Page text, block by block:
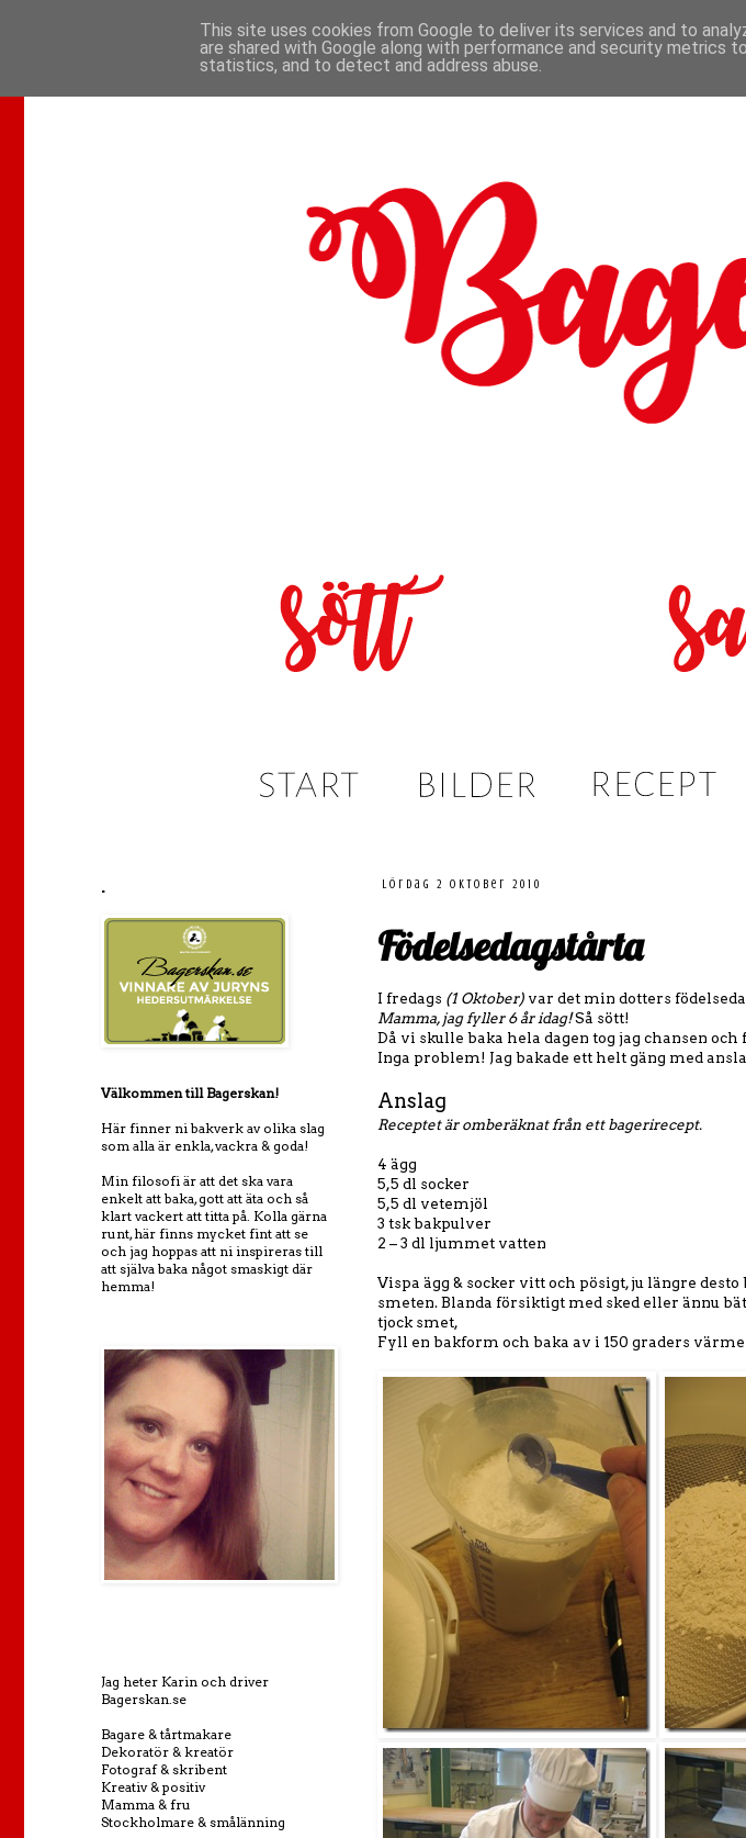
lördag 2 oktober 2010
Födelsedagstårta
I fredags (1 Oktober) var det min dotters
Mamma, jag fyller 6 år idag!Så sött!
Då vi skulle baka hela dagen tog jag chansen och
Inga problem! Jag bakade ett helt gäng med
Anslag
Receptet är omberäknat från ett bagerirecept.
4 ägg
5,5 dl socker
5,5 dl vetemjöl
3 tsk bakpulver
2 – 3 dl ljummet vatten
Vispa ägg & socker vitt och pösigt, ju längre
smeten. Blanda försiktigt med sked eller ännu
tjock smet,
Fyll en bakform och baka av i 150 graders värme
.
Välkommen till Bagerskan!
Här finner ni bakverk av olika slag
som alla är enkla, vackra & goda!
Min filosofi är att det ska vara
enkelt att baka, gott att äta och så
klart vackert att titta på. Kolla gärna
runt, här finns mycket fint att se
och jag hoppas att ni inspireras till
att själva baka något smaskigt där
hemma!
Jag heter Karin och driver
Bagerskan.se
Bagare & tårtmakare
Dekoratör & kreatör
Fotograf & skribent
Kreativ & positiv
Mamma & fru
Stockholmare & smålänning
This site uses cookies from Google to deliver its services and to
are shared with Google along with performance and security metrics
statistics, and to detect and address abuse.